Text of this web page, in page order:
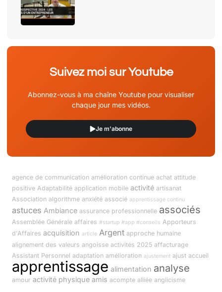
Suivez moi sur Youtube
Abonnez-vous à ma chaîne Youtube pour visualiser
chaque jour mes vidéos.
Je m'abonne
agence de communication amélioration continue achat attitude
positive Adaptabilité application mobile activité artisanat
Association algorithme anxiété associé apprentissage continu
astuces Ambiance assurance professionnelle associés
Assemblée Générale affaires #startup #app #conseils Apporteurs
d'Affaires acquisition article Argent approche humaine
alignement des valeurs angoisse activités 2025 affacturage
Assistant Personnel adaptation amélioration ajustement ajust accueil
apprentissage alimentation analyse
amour activité physique amis acompte alliée anglicisme